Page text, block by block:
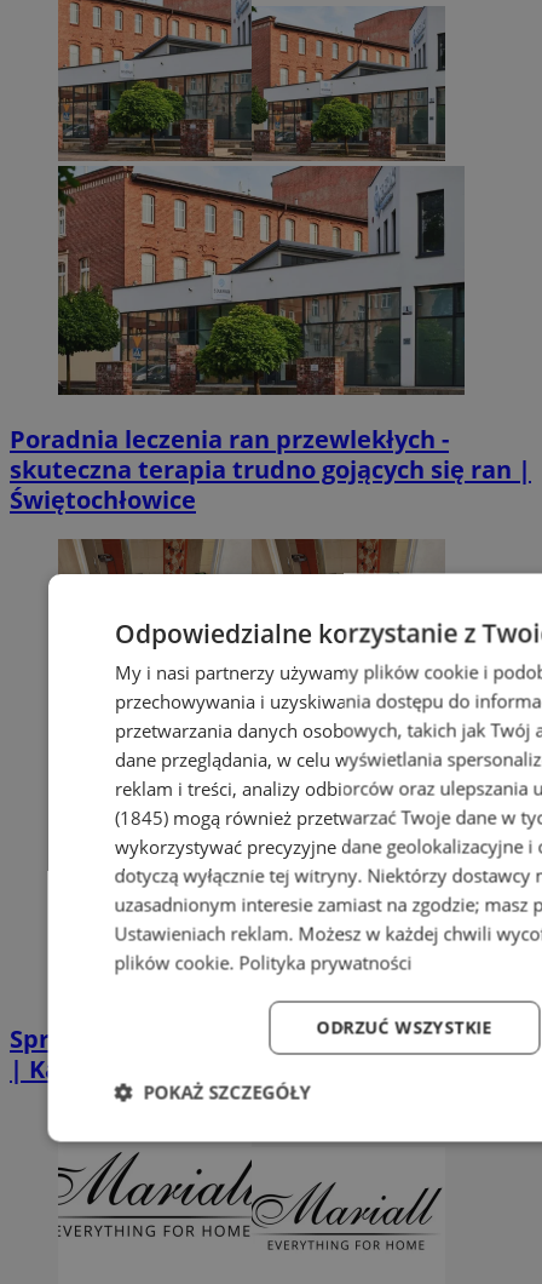
Poradnia leczenia ran przewlekłych -
skuteczna terapia trudno gojących się ran |
Świętochłowice
Sprzątanie po zgonie w Piekarach Śląskich
| Kastelnik
Odpowiedzialne korzystanie z
My i nasi partnerzy używamy plików cookie i
przechowywania i uzyskiwania dostępu do
przetwarzania danych osobowych, takich jak
dane przeglądania, w celu wyświetlania
reklam i treści, analizy odbiorców oraz ulepszania
(1845)mogą również przetwarzać Twoje dane w
wykorzystywać precyzyjne dane geolokalizacyjne
dotyczą wyłącznie tej witryny. Niektórzy dostawcy
uzasadnionym interesie zamiast na zgodzie; masz
Ustawieniach reklam. Możesz w każdej chwili
plików cookie. Polityka prywatności
ODRZUĆ WSZYSTKIE
POKAŻ SZCZEGÓŁY
Niezbędne Wydajność Targetowanie